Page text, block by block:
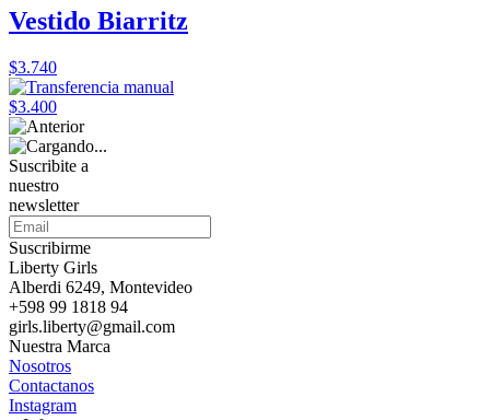
Vestido Biarritz
$3.740
$3.400
Suscribite a
nuestro
newsletter
Suscribirme
Liberty Girls
Alberdi 6249, Montevideo
+598 99 1818 94
girls.liberty@gmail.com
Nuestra Marca
Nosotros
Contactanos
Instagram